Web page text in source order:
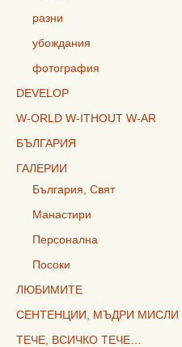
разни
убождания
фотография
DEVELOP
W-ORLD W-ITHOUT W-AR
БЪЛГАРИЯ
ГАЛЕРИИ
България, Свят
Манастири
Персонална
Посоки
ЛЮБИМИТЕ
СЕНТЕНЦИИ, МЪДРИ МИСЛИ
ТЕЧЕ, ВСИЧКО ТЕЧЕ…